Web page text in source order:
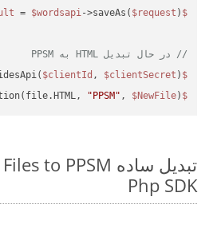
$result
= $wordsapi->saveAs( $request
// در حال تبدیل HTML به PPSM
$slidesapi
$clientId , $clientSecret );
$slidesapi
"PPSM" , $NewFile);
Php SDK